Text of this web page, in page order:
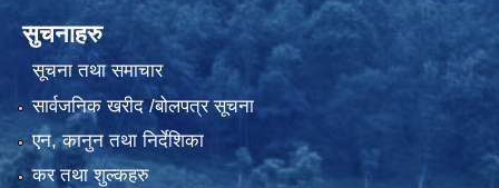
सुचनाहरु
सूचना तथा समाचार
सार्वजनिक खरीद /बोलपत्र सूचना
एन, कानुन तथा निर्देशिका
कर तथा शुल्कहरु